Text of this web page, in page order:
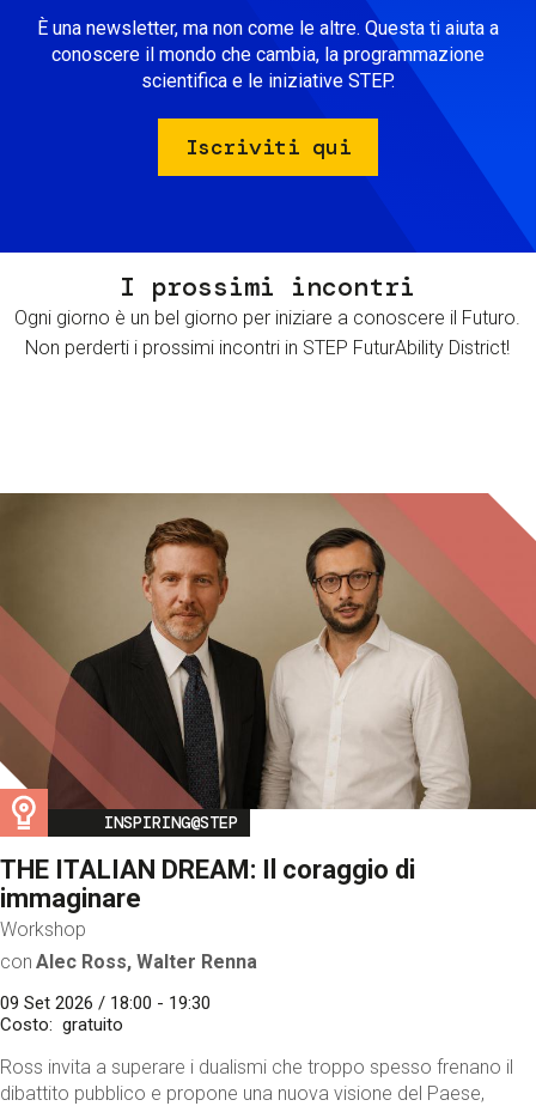
È una newsletter, ma non come le altre. Questa ti aiuta a
conoscere il mondo che cambia, la programmazione
scientifica e le iniziative STEP.
Iscriviti qui
I prossimi incontri
Ogni giorno è un bel giorno per iniziare a conoscere il Futuro.
Non perderti i prossimi incontri in STEP FuturAbility District!
Image
INSPIRING@STEP
THE ITALIAN DREAM: Il coraggio di
immaginare
Workshop
con Alec Ross, Walter Renna
09 Set 2026 / 18:00 - 19:30
Costo
gratuito
Ross invita a superare i dualismi che troppo spesso frenano il
dibattito pubblico e propone una nuova visione del Paese,